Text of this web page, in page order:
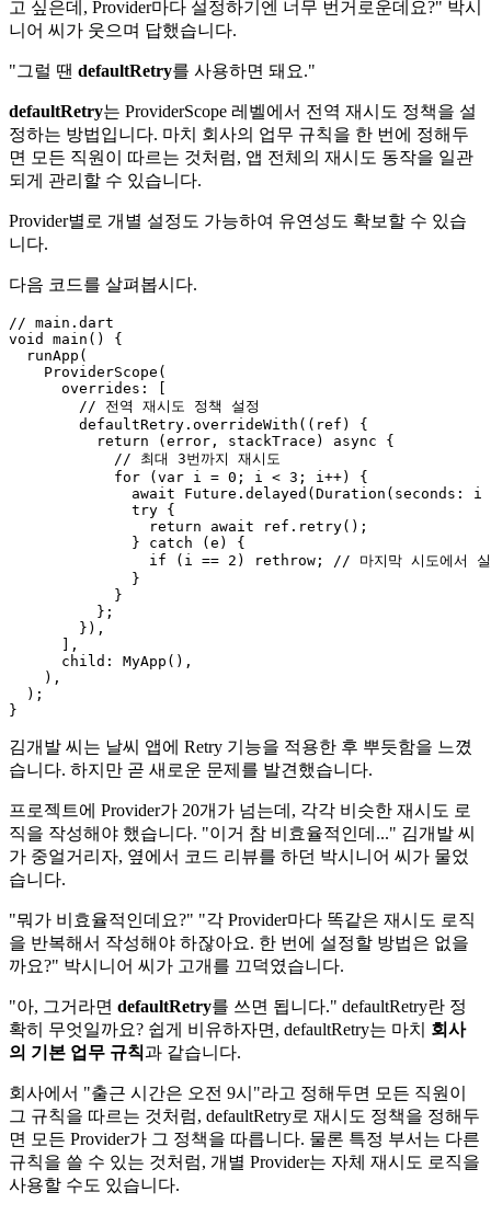
고 싶은데, Provider마다 설정하기엔 너무 번거로운데요?" 박시
니어 씨가 웃으며 답했습니다.
"그럴 땐 defaultRetry를 사용하면 돼요."
defaultRetry는 ProviderScope 레벨에서 전역 재시도 정책을 설
정하는 방법입니다. 마치 회사의 업무 규칙을 한 번에 정해두
면 모든 직원이 따르는 것처럼, 앱 전체의 재시도 동작을 일관
되게 관리할 수 있습니다.
Provider별로 개별 설정도 가능하여 유연성도 확보할 수 있습
니다.
다음 코드를 살펴봅시다.
// main.dart
void main() {
  runApp(
    ProviderScope(
      overrides: [
        // 전역 재시도 정책 설정
        defaultRetry.overrideWith((ref) {
          return (error, stackTrace) async {
            // 최대 3번까지 재시도
            for (var i = 0; i < 3; i++) {
await Future.delayed(Duration(seconds: i
              try {
                return await ref.retry();
              } catch (e) {
if (i == 2) rethrow; // 마지막 시도에서 실
              }
            }
          };
        }),
      ],
      child: MyApp(),
    ),
  );
김개발 씨는 날씨 앱에 Retry 기능을 적용한 후 뿌듯함을 느꼈
습니다. 하지만 곧 새로운 문제를 발견했습니다.
프로젝트에 Provider가 20개가 넘는데, 각각 비슷한 재시도 로
직을 작성해야 했습니다. "이거 참 비효율적인데..." 김개발 씨
가 중얼거리자, 옆에서 코드 리뷰를 하던 박시니어 씨가 물었
습니다.
"뭐가 비효율적인데요?" "각 Provider마다 똑같은 재시도 로직
을 반복해서 작성해야 하잖아요. 한 번에 설정할 방법은 없을
까요?" 박시니어 씨가 고개를 끄덕였습니다.
"아, 그거라면 defaultRetry를 쓰면 됩니다." defaultRetry란 정
확히 무엇일까요? 쉽게 비유하자면, defaultRetry는 마치 회사
의 기본 업무 규칙과 같습니다.
회사에서 "출근 시간은 오전 9시"라고 정해두면 모든 직원이
그 규칙을 따르는 것처럼, defaultRetry로 재시도 정책을 정해두
면 모든 Provider가 그 정책을 따릅니다. 물론 특정 부서는 다른
규칙을 쓸 수 있는 것처럼, 개별 Provider는 자체 재시도 로직을
사용할 수도 있습니다.